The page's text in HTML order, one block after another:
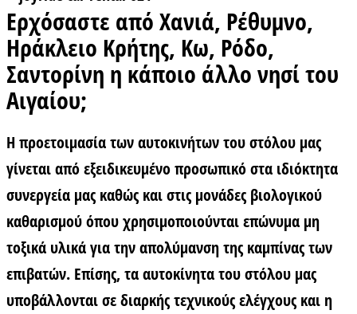
Ερχόσαστε από Χανιά, Ρέθυμνο,
Ηράκλειο Κρήτης, Κω, Ρόδο,
Σαντορίνη η κάποιο άλλο νησί του
Αιγαίου;
Η προετοιμασία των αυτοκινήτων του στόλου μας
γίνεται από εξειδικευμένο προσωπικό στα ιδιόκτητα
συνεργεία μας καθώς και στις μονάδες βιολογικού
καθαρισμού όπου χρησιμοποιούνται επώνυμα μη
τοξικά υλικά για την απολύμανση της καμπίνας των
επιβατών. Επίσης, τα αυτοκίνητα του στόλου μας
υποβάλλονται σε διαρκής τεχνικούς ελέγχους και η